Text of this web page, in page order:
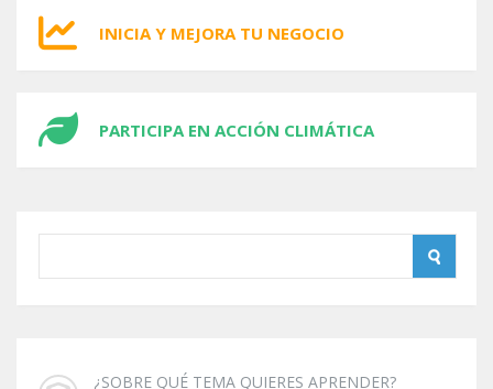
INICIA Y MEJORA TU NEGOCIO
PARTICIPA EN ACCIÓN CLIMÁTICA
¿SOBRE QUÉ TEMA QUIERES APRENDER?